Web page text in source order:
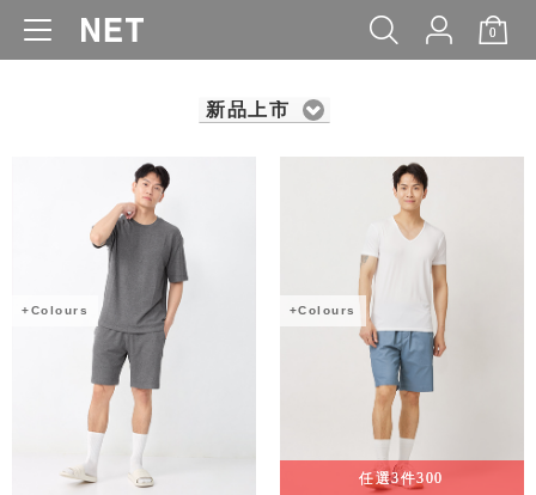
0
WOMEN MEN KIDS BABY
新品上市
+Colours +Colours
任選3件300